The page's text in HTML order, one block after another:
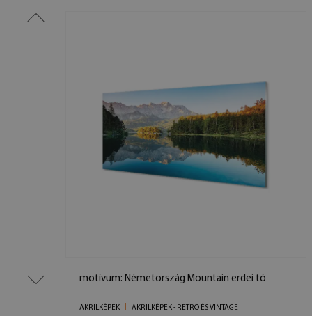
motívum: Németország Mountain erdei tó
AKRILKÉPEK
AKRILKÉPEK - RETRO ÉS VINTAGE